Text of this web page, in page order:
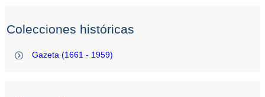
Colecciones históricas
Gazeta (1661 - 1959)